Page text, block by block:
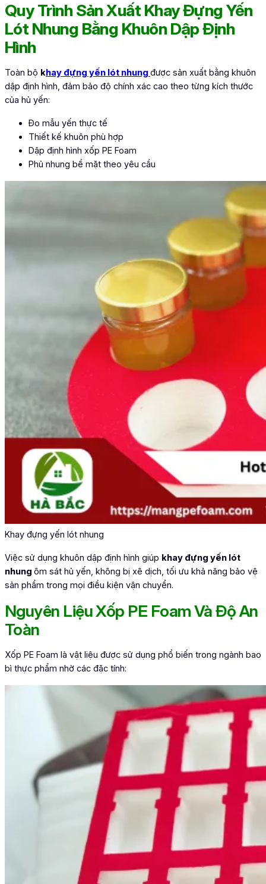
Quy Trình Sản Xuất Khay Đựng Yến
Lót Nhung Bằng Khuôn Dập Định
Hình
Toàn bộ khay đựng yến lót nhung được sản xuất bằng khuôn
dập định hình, đảm bảo độ chính xác cao theo từng kích thước
của hủ yến:
Đo mẫu yến thực tế
Thiết kế khuôn phù hợp
Dập định hình xốp PE Foam
Phủ nhung bề mặt theo yêu cầu
Khay đựng yến lót nhung
Việc sử dụng khuôn dập định hình giúp khay đựng yến lót
nhung ôm sát hủ yến, không bị xê dịch, tối ưu khả năng bảo vệ
sản phẩm trong mọi điều kiện vận chuyển.
Nguyên Liệu Xốp PE Foam Và Độ An
Toàn
Xốp PE Foam là vật liệu được sử dụng phổ biến trong ngành bao
bì thực phẩm nhờ các đặc tính: